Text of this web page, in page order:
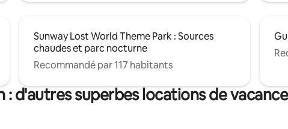
Sunway Lost World Theme Park : Sources
chaudes et parc nocturne
Recommandé par 117 habitants
: d'autres superbes locations de